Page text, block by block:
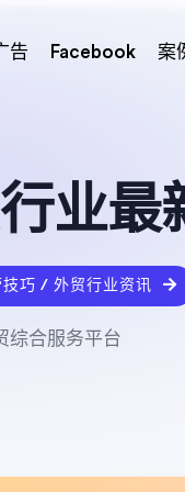
告 Facebook 案
业最
巧 / 外贸行业资讯
综合服务平台